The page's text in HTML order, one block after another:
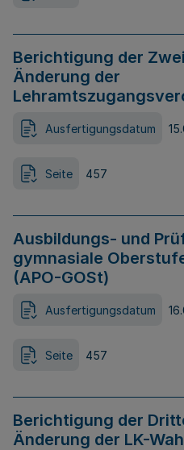
Berichtigung der
Änderung der
Ausfertigungsdatum
Seite 457
Ausbildungs- und
gymnasiale
(APO-GOSt)
Ausfertigungsdatum
Seite 457
Berichtigung der
Änderung der LK-